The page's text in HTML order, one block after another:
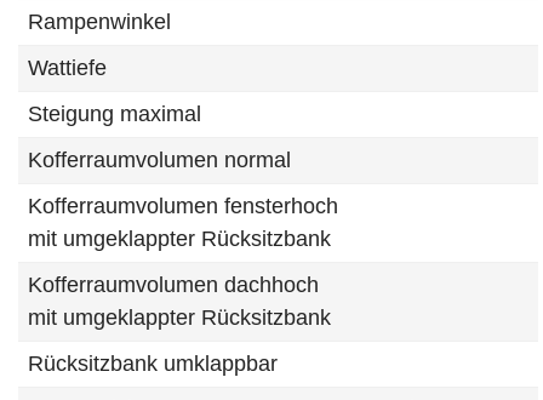
Rampenwinkel
Wattiefe
Steigung maximal
Kofferraumvolumen normal
Kofferraumvolumen fensterhoch
mit umgeklappter Rücksitzbank
Kofferraumvolumen dachhoch
mit umgeklappter Rücksitzbank
Rücksitzbank umklappbar